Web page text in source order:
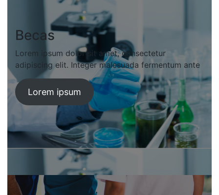
Becas
Lorem ipsum dolor sit amet, consectetur
adipiscing elit. Integer malesuada fermentum ante
Lorem ipsum